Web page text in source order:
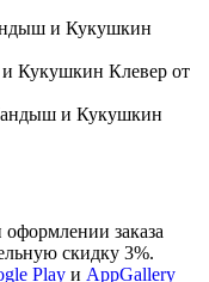
оформлении заказа
скидку 3%.
Play и AppGallery